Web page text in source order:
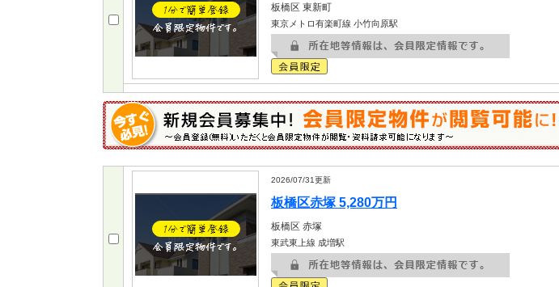
板橋区 東新町
東京メトロ有楽町線 小竹向原駅
2026/07/31更新
板橋区赤塚 5,280万円
板橋区 赤塚
東武東上線 成増駅